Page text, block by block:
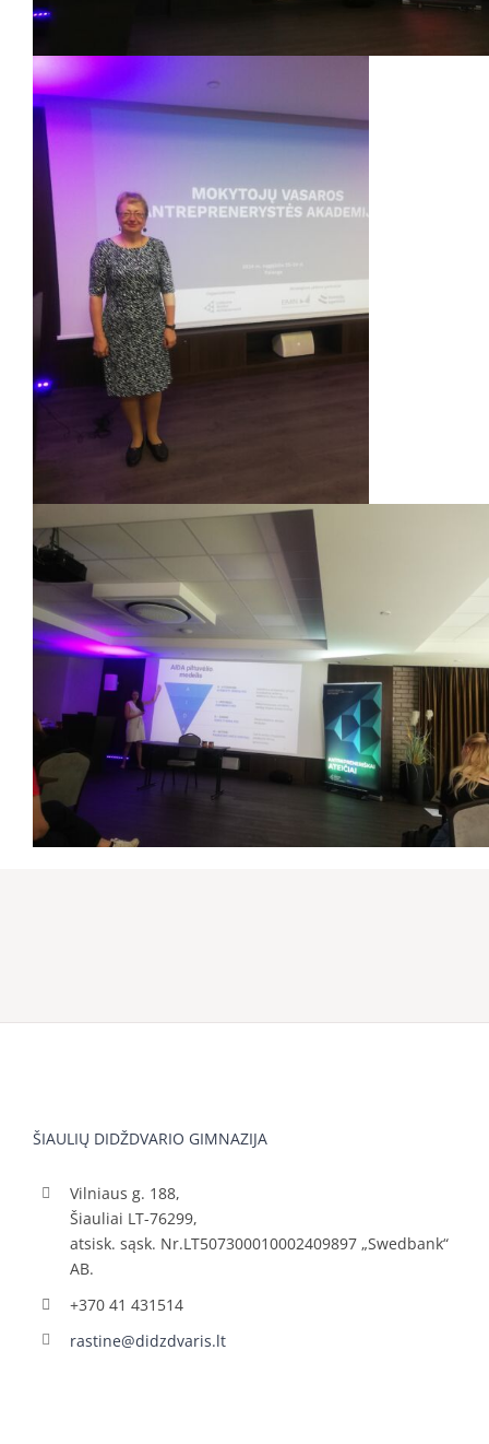
ŠIAULIŲ DIDŽDVARIO GIMNAZIJA
Vilniaus g. 188,
Šiauliai LT-76299,
atsisk. sąsk. Nr.LT507300010002409897 „Swedbank“
AB.
+370 41 431514
rastine@didzdvaris.lt